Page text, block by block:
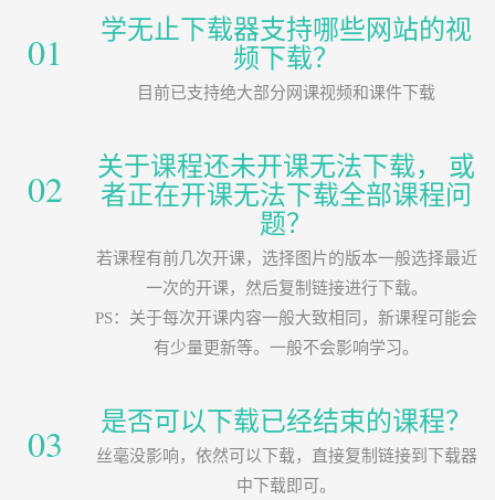
01
学无止下载器支持哪些网站的视
频下载？
目前已支持绝大部分网课视频和课件下载
02
关于课程还未开课无法下载， 或
者正在开课无法下载全部课程问
题？
若课程有前几次开课，选择图片的版本一般选择最近
一次的开课，然后复制链接进行下载。
PS：关于每次开课内容一般大致相同，新课程可能会
有少量更新等。一般不会影响学习。
03 是否可以下载已经结束的课程？
丝毫没影响，依然可以下载，直接复制链接到下载器
中下载即可。